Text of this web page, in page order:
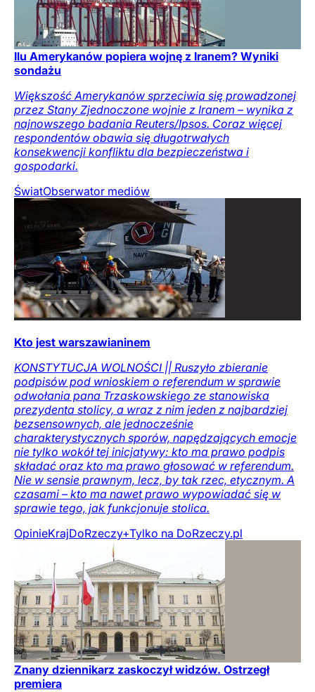
Ilu Amerykanów popiera wojnę z Iranem? Wyniki
sondażu
Większość Amerykanów sprzeciwia się prowadzonej
przez Stany Zjednoczone wojnie z Iranem – wynika z
najnowszego badania Reuters/Ipsos. Coraz więcej
respondentów obawia się długotrwałych
konsekwencji konfliktu dla bezpieczeństwa i
gospodarki.
ŚwiatObserwator mediów
Kto jest warszawianinem
KONSTYTUCJA WOLNOŚCI || Ruszyło zbieranie
podpisów pod wnioskiem o referendum w sprawie
odwołania pana Trzaskowskiego ze stanowiska
prezydenta stolicy, a wraz z nim jeden z najbardziej
bezsensownych, ale jednocześnie
charakterystycznych sporów, napędzających emocje
nie tylko wokół tej inicjatywy: kto ma prawo podpis
składać oraz kto ma prawo głosować w referendum.
Nie w sensie prawnym, lecz, by tak rzec, etycznym. A
czasami – kto ma nawet prawo wypowiadać się w
sprawie tego, jak funkcjonuje stolica.
OpinieKrajDoRzeczy+Tylko na DoRzeczy.pl
Znany dziennikarz zaskoczył widzów. Ostrzegł
premiera